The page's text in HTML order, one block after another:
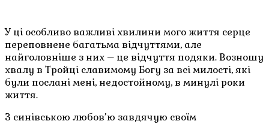
У ці особливо важливі хвилини мого життя серце
переповнене багатьма відчуттями, але
найголовніше з них – це відчуття подяки. Возношу
хвалу в Тройці славимому Богу за всі милості, які
були послані мені, недостойному, в минулі роки
життя.
З синівською любов’ю завдячую своїм